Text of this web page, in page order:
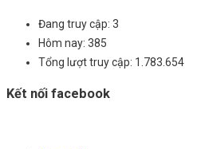
Đang truy cập: 3
Hôm nay: 385
Tổng lượt truy cập: 1.783.654
Kết nối facebook